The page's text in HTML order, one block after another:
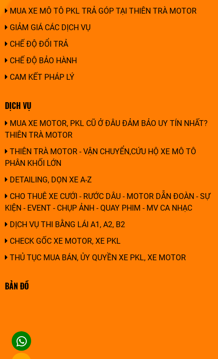
MUA XE MÔ TÔ PKL TRẢ GÓP TẠI THIÊN TRÀ MOTOR
GIẢM GIÁ CÁC DỊCH VỤ
CHẾ ĐỘ ĐỔI TRẢ
CHẾ ĐỘ BẢO HÀNH
CAM KẾT PHÁP LÝ
DỊCH VỤ
MUA XE MOTOR, PKL CŨ Ở ĐÂU ĐẢM BẢO UY TÍN NHẤT?
THIÊN TRÀ MOTOR
THIÊN TRÀ MOTOR - VẬN CHUYỂN,CỨU HỘ XE MÔ TÔ
PHÂN KHỐI LỚN
DETAILING, DỌN XE A-Z
CHO THUÊ XE CƯỚI - RƯỚC DÂU - MOTOR DẪN ĐOÀN - SỰ
KIỆN - EVENT - CHỤP ẢNH - QUAY PHIM - MV CA NHẠC
DỊCH VỤ THI BẰNG LÁI A1, A2, B2
CHECK GỐC XE MOTOR, XE PKL
THỦ TỤC MUA BÁN, ỦY QUYỀN XE PKL, XE MOTOR
BẢN ĐỒ